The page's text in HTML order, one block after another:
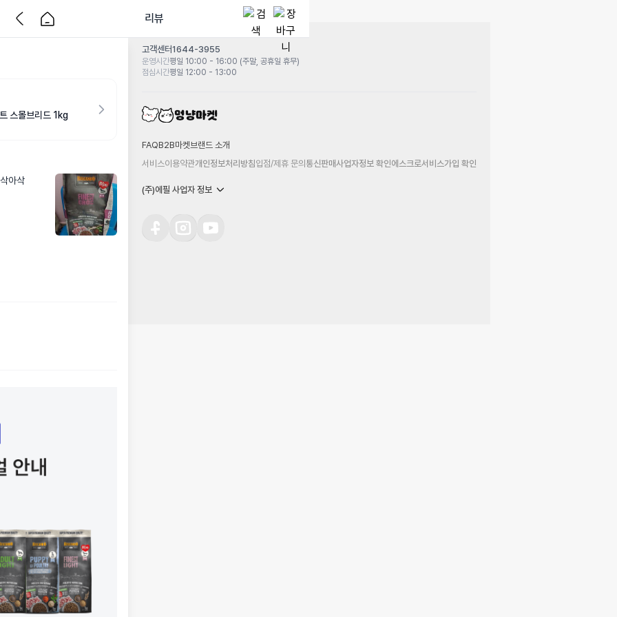
리뷰
스몰브리드 1kg
아삭
고객센터1644-3955
운영시간평일 10:00 - 16:00 (주말, 공휴일 휴무)
점심시간평일 12:00 - 13:00
FAQB2B마켓 브랜드 소개
서비스이용약관개인정보처리방침입점/제휴 문의통신판매사업자정보 확인에스크로서비스가입 확인
(주)에필 사업자 정보